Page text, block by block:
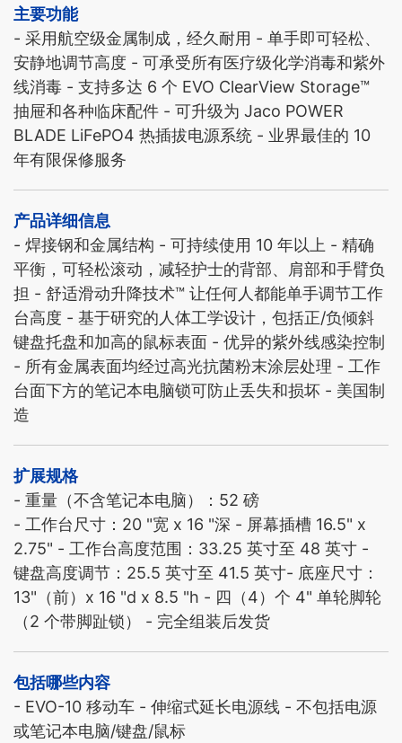
主要功能
- 采用航空级金属制成，经久耐用 - 单手即可轻松、
安静地调节高度 - 可承受所有医疗级化学消毒和紫外
线消毒 - 支持多达 6 个 EVO ClearView Storage™
抽屉和各种临床配件 - 可升级为 Jaco POWER
BLADE LiFePO4 热插拔电源系统 - 业界最佳的 10
年有限保修服务
产品详细信息
- 焊接钢和金属结构 - 可持续使用 10 年以上 - 精确
平衡，可轻松滚动，减轻护士的背部、肩部和手臂负
担 - 舒适滑动升降技术™ 让任何人都能单手调节工作
台高度 - 基于研究的人体工学设计，包括正/负倾斜
键盘托盘和加高的鼠标表面 - 优异的紫外线感染控制
- 所有金属表面均经过高光抗菌粉末涂层处理 - 工作
台面下方的笔记本电脑锁可防止丢失和损坏 - 美国制
造
扩展规格
- 重量（不含笔记本电脑）：52 磅
- 工作台尺寸：20 "宽 x 16 "深 - 屏幕插槽 16.5" x
2.75" - 工作台高度范围：33.25 英寸至 48 英寸 -
键盘高度调节：25.5 英寸至 41.5 英寸- 底座尺寸：
13"（前）x 16 "d x 8.5 "h - 四（4）个 4" 单轮脚轮
（2 个带脚趾锁） - 完全组装后发货
包括哪些内容
- EVO-10 移动车 - 伸缩式延长电源线 - 不包括电源
或笔记本电脑/键盘/鼠标